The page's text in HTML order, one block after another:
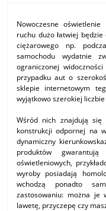
Nowoczesne
ruchu dużo łatwiej
ciężarowego np.
samochodu wydatnie
ograniczonej
przypadku aut o
sklepie internetowym
wyjątkowo szerokiej
Wśród nich znajdują się
konstrukcji odpornej na
dynamiczny
produktów
oświetleniowych,
wyroby posiadają
wchodzą ponadto
zastosowaniu: można je
lawetę, przyczepę czy